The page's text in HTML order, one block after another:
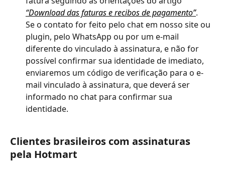
“Download das faturas e recibos de pagamento”.
Se o contato for feito pelo chat em nosso site ou
plugin, pelo WhatsApp ou por um e-mail
diferente do vinculado à assinatura, e não for
possível confirmar sua identidade de imediato,
enviaremos um código de verificação para o e-
mail vinculado à assinatura, que deverá ser
informado no chat para confirmar sua
identidade.
Clientes brasileiros com assinaturas
pela Hotmart